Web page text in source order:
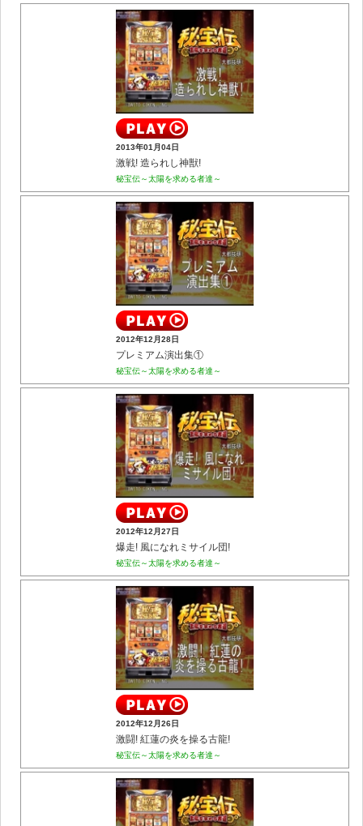
2013年01月04日
激戦! 造られし神獣!
秘宝伝～太陽を求める者達～
2012年12月28日
プレミアム演出集①
秘宝伝～太陽を求める者達～
2012年12月27日
爆走! 風になれミサイル団!
秘宝伝～太陽を求める者達～
2012年12月26日
激闘! 紅蓮の炎を操る古龍!
秘宝伝～太陽を求める者達～